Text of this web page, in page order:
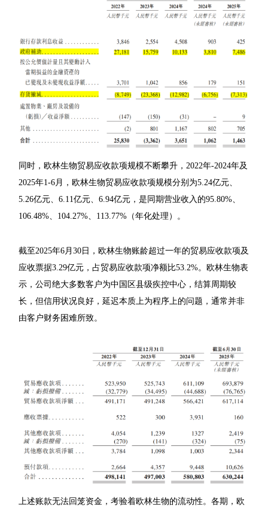
同时，欧林生物贸易应收款项规模不断攀升，2022年-2024年及
2025年1-6月，欧林生物贸易应收款项规模分别为5.24亿元、
5.26亿元、6.11亿元、6.94亿元，是同期营业收入的95.80%、
106.48%、104.27%、113.77%（年化处理）。
截至2025年6月30日，欧林生物账龄超过一年的贸易应收款项及
应收票据3.29亿元，占贸易应收款项净额比53.2%。欧林生物表
示，公司绝大多数客户为中国区县级疾控中心，结算周期较
长，但信用状况良好，延迟本质上为程序上的问题，通常并非
由客户财务困难所致。
上述账款无法回笼资金，考验着欧林生物的流动性。各期，欧